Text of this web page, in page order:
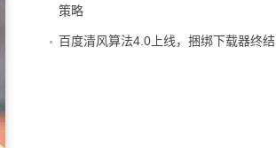
策略
百度清风算法4.0上线，捆绑下载器终结